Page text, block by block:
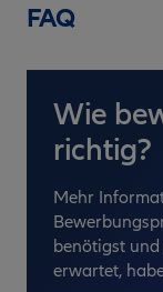
FAQ
Wie
richtig?
Mehr
benötigst
erwartet,